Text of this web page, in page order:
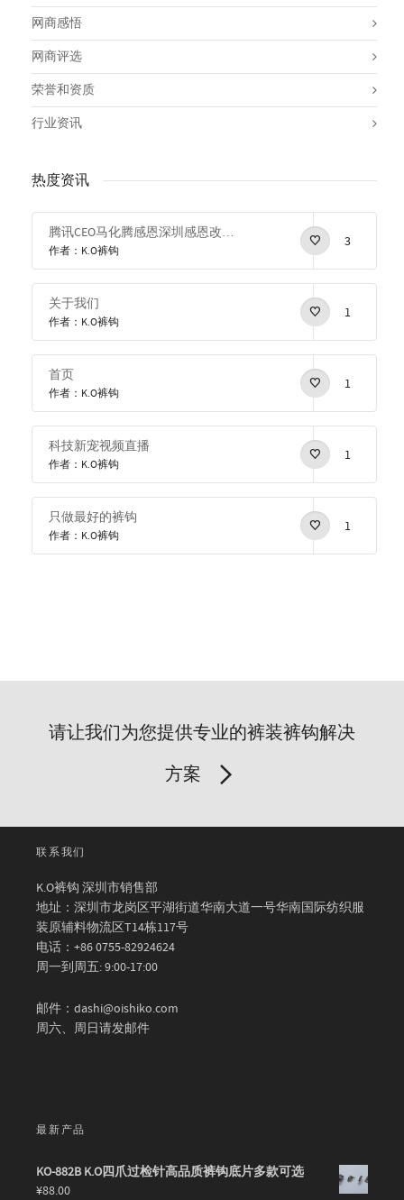
网商感悟
网商评选
荣誉和资质
行业资讯
热度资讯
腾讯CEO马化腾感恩深圳感恩改革开放
作者：K.O裤钩
3
关于我们
作者：K.O裤钩
1
首页
作者：K.O裤钩
1
科技新宠视频直播
作者：K.O裤钩
1
只做最好的裤钩
作者：K.O裤钩
1
请让我们为您提供专业的裤装裤钩解决
方案
联系我们
K.O裤钩 深圳市销售部
地址：深圳市龙岗区平湖街道华南大道一号华南国际纺织服
装原辅料物流区T14栋117号
电话：+86 0755-82924624
周一到周五: 9:00-17:00
邮件：dashi@oishiko.com
周六、周日请发邮件
最新产品
KO-882B K.O四爪过检针高品质裤钩底片多款可选
¥88.00